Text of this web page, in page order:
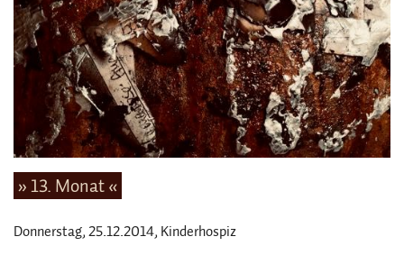
» 13. Monat «
Donnerstag, 25.12.2014, Kinderhospiz